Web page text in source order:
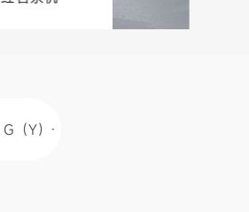
G（Y）-TF系列空冷器风机